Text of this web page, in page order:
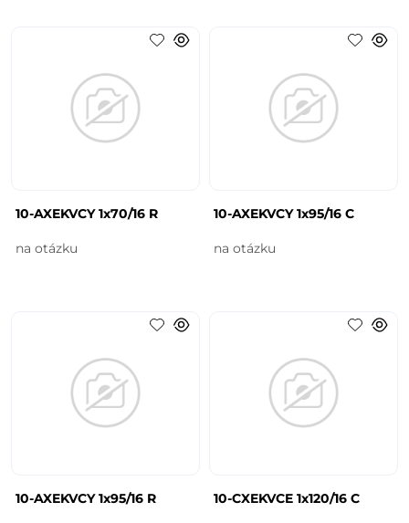
10-AXEKVCY 1x70/16 R
na otázku
10-AXEKVCY 1x95/16 C
na otázku
10-AXEKVCY 1x95/16 R 10-CXEKVCE 1x120/16 C